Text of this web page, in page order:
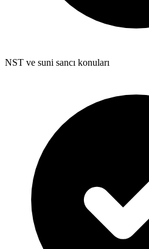
NST ve suni sancı konuları